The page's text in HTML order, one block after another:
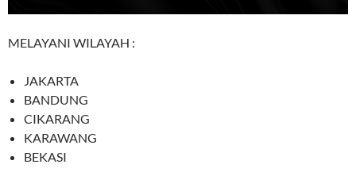
MELAYANI WILAYAH :
JAKARTA
BANDUNG
CIKARANG
KARAWANG
BEKASI